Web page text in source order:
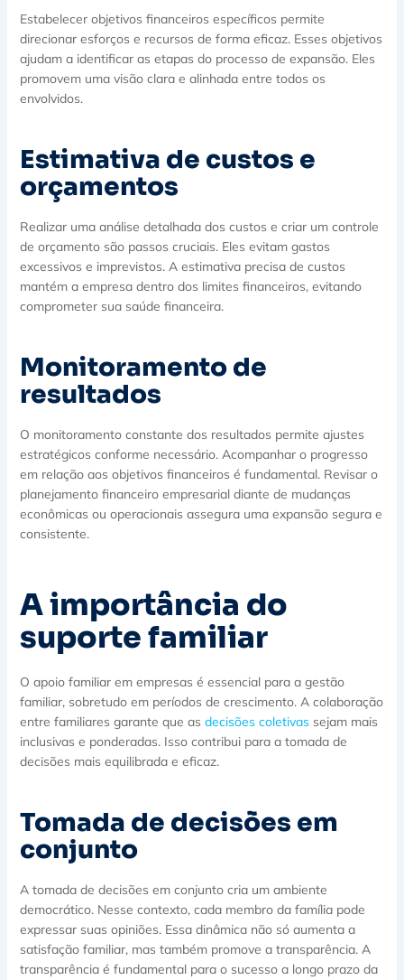
Estabelecer objetivos financeiros específicos permite
direcionar esforços e recursos de forma eficaz. Esses objetivos
ajudam a identificar as etapas do processo de expansão. Eles
promovem uma visão clara e alinhada entre todos os
envolvidos.
Estimativa de custos e
orçamentos
Realizar uma análise detalhada dos custos e criar um controle
de orçamento são passos cruciais. Eles evitam gastos
excessivos e imprevistos. A estimativa precisa de custos
mantém a empresa dentro dos limites financeiros, evitando
comprometer sua saúde financeira.
Monitoramento de
resultados
O monitoramento constante dos resultados permite ajustes
estratégicos conforme necessário. Acompanhar o progresso
em relação aos objetivos financeiros é fundamental. Revisar o
planejamento financeiro empresarial diante de mudanças
econômicas ou operacionais assegura uma expansão segura e
consistente.
A importância do
suporte familiar
O apoio familiar em empresas é essencial para a gestão
familiar, sobretudo em períodos de crescimento. A colaboração
entre familiares garante que as decisões coletivassejam mais
inclusivas e ponderadas. Isso contribui para a tomada de
decisões mais equilibrada e eficaz.
Tomada de decisões em
conjunto
A tomada de decisões em conjunto cria um ambiente
democrático. Nesse contexto, cada membro da família pode
expressar suas opiniões. Essa dinâmica não só aumenta a
satisfação familiar, mas também promove a transparência. A
transparência é fundamental para o sucesso a longo prazo da